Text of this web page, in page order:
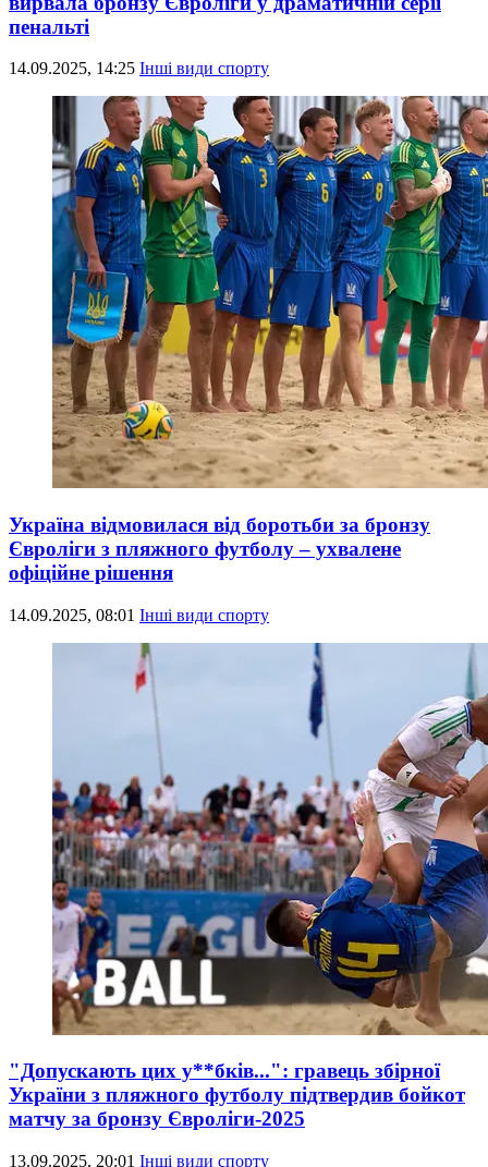
пенальті
14.09.2025, 14:25 Інші види спорту
Україна відмовилася від боротьби за бронзу
Євроліги з пляжного футболу – ухвалене
офіційне рішення
14.09.2025, 08:01 Інші види спорту
"Допускають цих у**бків...": гравець збірної
України з пляжного футболу підтвердив бойкот
матчу за бронзу Євроліги-2025
13.09.2025, 20:01 Інші види спорту